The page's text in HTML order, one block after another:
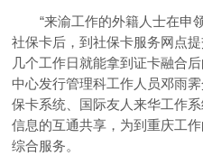
“来渝工作的外籍人士在申
社保卡后，到社保卡服务网点
几个工作日就能拿到证卡融合后
中心发行管理科工作人员邓雨
保卡系统、国际友人来华工作
信息的互通共享，为到重庆工
综合服务。